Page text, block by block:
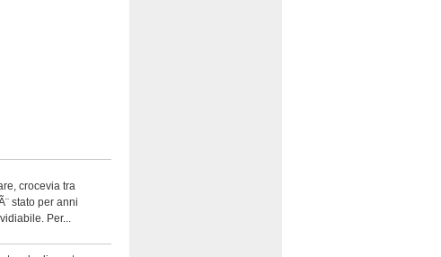
crocevia tra
stato per anni
Per...